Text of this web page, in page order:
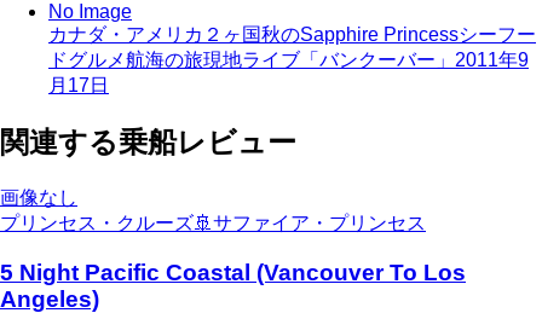
No Image
カナダ・アメリカ２ヶ国秋のSapphire Princessシーフー
ドグルメ航海の旅現地ライブ「バンクーバー」 2011年9
月17日
関連する乗船レビュー
画像なし
プリンセス・クルーズ🚢 サファイア・プリンセス
5 Night Pacific Coastal (Vancouver To Los
Angeles)